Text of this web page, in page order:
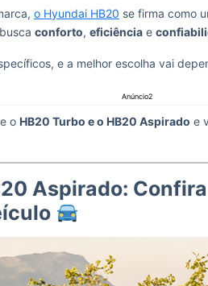
o Hyundai HB20 se firma como
conforto, eficiência e
e a melhor escolha vai
Anúncio2
o HB20 Turbo e o HB20 Aspirado e
Aspirado: